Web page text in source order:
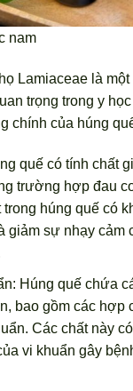
nam
Lamiaceae là
trọng trong y
chính của húng
quế có tính chất
trường hợp đau
trong húng quế có
giảm sự nhạy cảm
Húng quế chứa
bao gồm các hợp
Các chất này
vi khuẩn gây